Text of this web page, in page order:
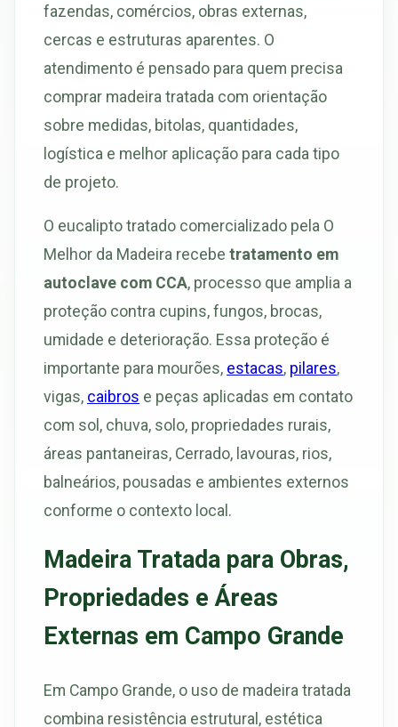
fazendas, comércios, obras externas,
cercas e estruturas aparentes. O
atendimento é pensado para quem precisa
comprar madeira tratada com orientação
sobre medidas, bitolas, quantidades,
logística e melhor aplicação para cada tipo
de projeto.
O eucalipto tratado comercializado pela O
Melhor da Madeira recebe tratamento em
autoclave com CCA, processo que amplia a
proteção contra cupins, fungos, brocas,
umidade e deterioração. Essa proteção é
importante para mourões, estacas, pilares,
vigas, caibros e peças aplicadas em contato
com sol, chuva, solo, propriedades rurais,
áreas pantaneiras, Cerrado, lavouras, rios,
balneários, pousadas e ambientes externos
conforme o contexto local.
Madeira Tratada para Obras,
Propriedades e Áreas
Externas em Campo Grande
Em Campo Grande, o uso de madeira tratada
combina resistência estrutural, estética